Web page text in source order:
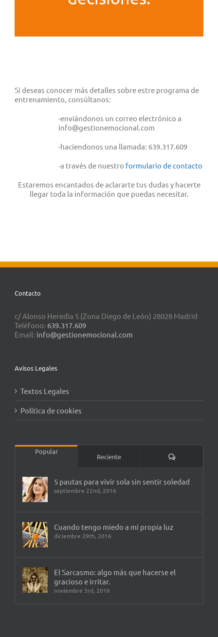
Si deseas conocer más detalles sobre estre programa de
entrenamiento, consúltanos:
-enviándonos un correo electrónico a
info@gestionemocional.com
-haciendonos una llamada: 639.317.609
-a través de nuestro formulario de contacto
Estaremos encantados de aclararte tus dudas y hacerte
llegar toda la información que puedas necesitar.
Contacto
c/ Alonso Heredia 5 (Zona Diego de León) 28028 Madrid
Teléfono: 639.317.609
Email: info@gestionemocional.com
Avisos Legales
Textos Legales
Política de cookies
Popular
Reciente Comentarios
5 pautas para vivir sola sin sentir soledad
septiembre 22nd, 2016
Cuando tengo miedo a mi propia luz
diciembre 29th, 2016
El Sarcasmo: algo más que hacerse el
gracioso e irritar.
noviembre 3rd, 2016